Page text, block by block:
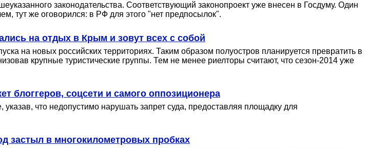
законодательства. Соответствующий законопроект уже внесен в Госдуму. Один
тут же оговорился: в РФ для этого "нет предпосылок".
на отдых в Крым и зовут всех с собой
на новых российских территориях. Таким образом полуостров планируется превратить в
крупные туристические группы. Тем не менее риелторы считают, что сезон-2014 уже
блоггеров, соцсети и самого оппозиционера
что недопустимо нарушать запрет суда, предоставляя площадку для
застыл в многокилометровых пробках